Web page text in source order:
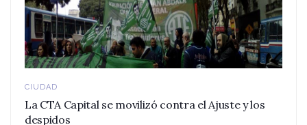
CIUDAD
La CTA Capital se movilizó contra el Ajuste y los
despidos